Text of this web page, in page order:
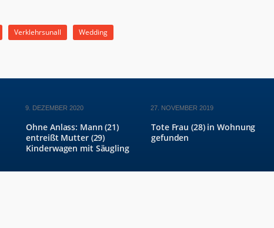
Verklehrsunall Wedding
9. DEZEMBER 2020
Ohne Anlass: Mann (21)
entreißt Mutter (29)
Kinderwagen mit Säugling
27. NOVEMBER 2019
Tote Frau (28) in Wohnung
gefunden